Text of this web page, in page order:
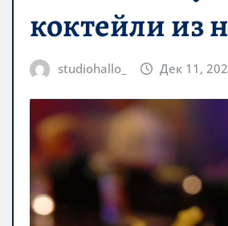
коктейли из
studiohallo_ Дек 11,